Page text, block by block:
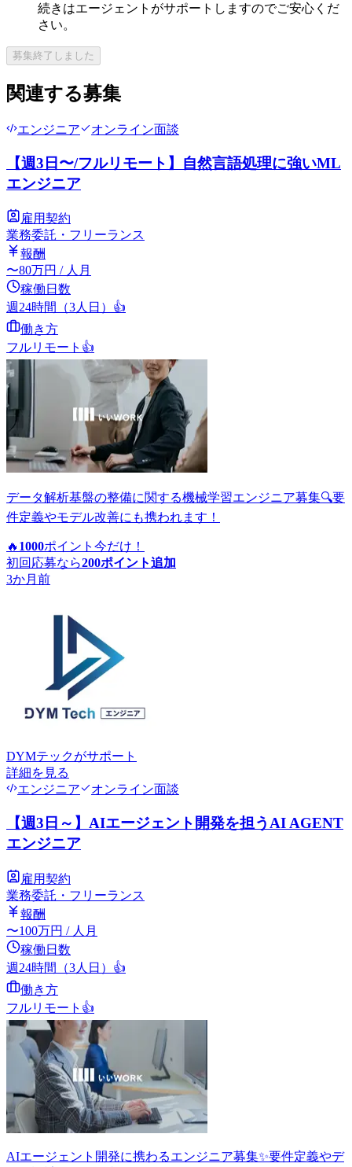
続きはエージェントがサポートしますのでご安心くだ
さい。
募集終了しました
関連する募集
エンジニア オンライン面談
【週3日〜/フルリモート】自然言語処理に強いML
エンジニア
雇用契約
業務委託・フリーランス
報酬
〜80万円 / 人月
稼働日数
週24時間（3人日） 👍
働き方
フルリモート 👍
データ解析基盤の整備に関する機械学習エンジニア募集🔍要
件定義やモデル改善にも携われます！
🔥 1000ポイント 今だけ！
初回応募なら200ポイント追加
3か月前
DYMテックがサポート
詳細を見る
エンジニア
オンライン面談
【週3日～】AIエージェント開発を担うAI AGENT
エンジニア
雇用契約
業務委託・フリーランス
報酬
〜100万円 / 人月
稼働日数
週24時間（3人日） 👍
働き方
フルリモート 👍
AIエージェント開発に携わるエンジニア募集✨要件定義やデ